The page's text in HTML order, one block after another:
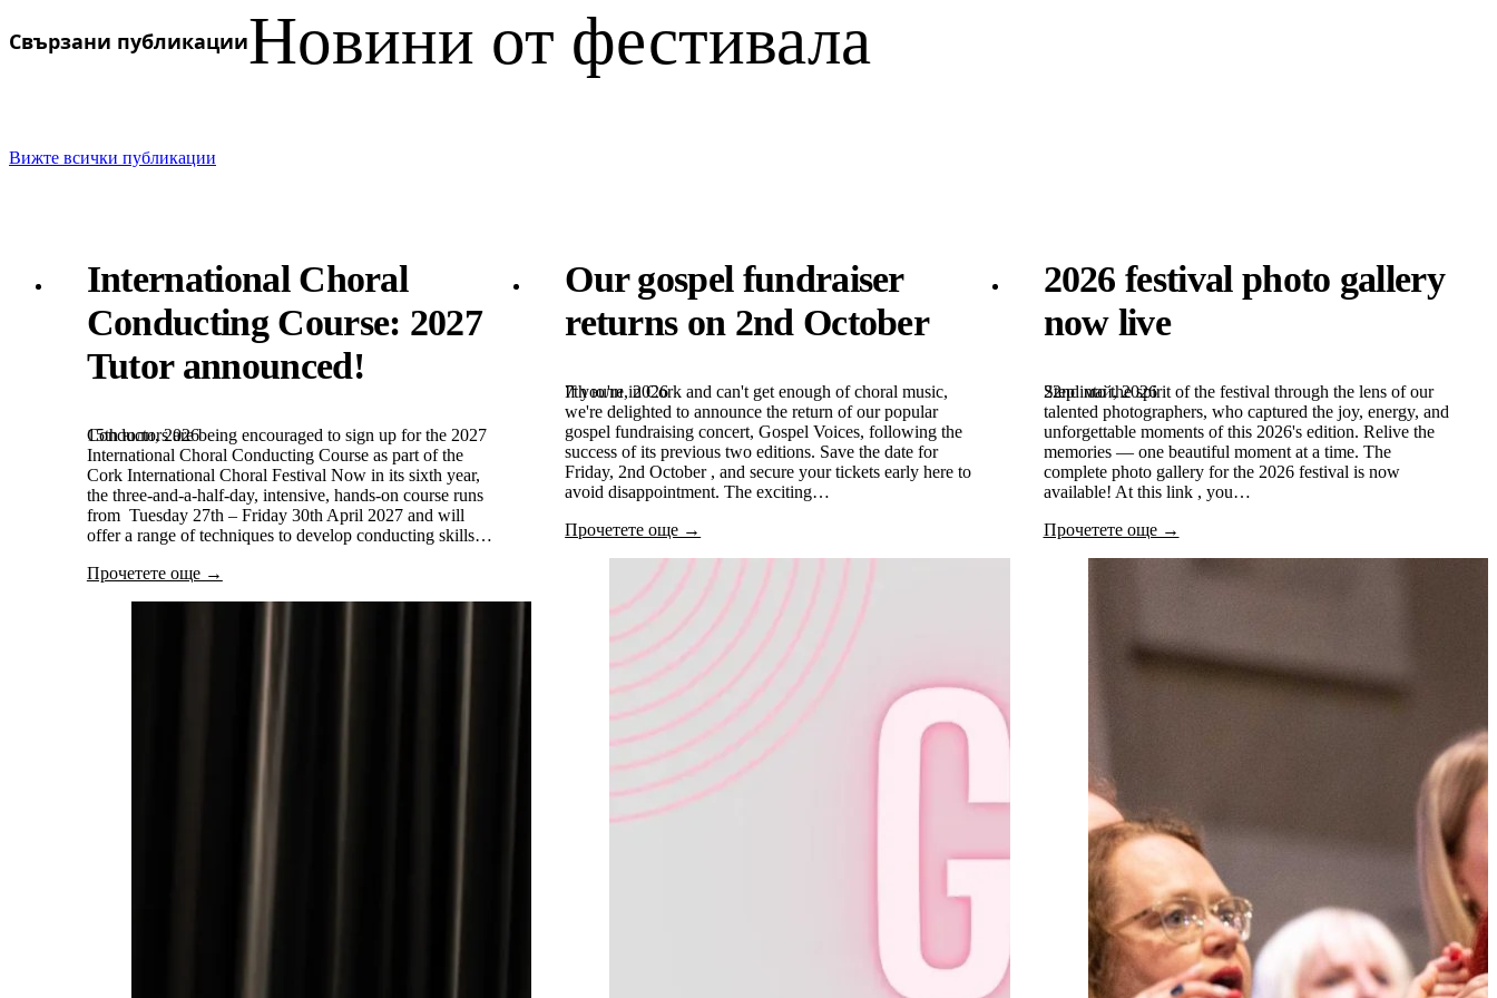
Свързани публикацииНовини от фестивала
Вижте всички публикации
International Choral
Conducting Course: 2027
Tutor announced!
15th юли, 2026
Conductors are being encouraged to sign up for the 2027
International Choral Conducting Course as part of the
Cork International Choral Festival Now in its sixth year,
the three-and-a-half-day, intensive, hands-on course runs
from Tuesday 27th – Friday 30th April 2027 and will
offer a range of techniques to develop conducting skills…
Прочетете още →
Our gospel fundraiser
returns on 2nd October
7th юли, 2026
If you're in Cork and can't get enough of choral music,
we're delighted to announce the return of our popular
gospel fundraising concert, Gospel Voices, following the
success of its previous two editions. Save the date for
Friday, 2nd October , and secure your tickets early here to
avoid disappointment. The exciting…
Прочетете още →
2026 festival photo gallery
now live
22nd май, 2026
Step into the spirit of the festival through the lens of our
talented photographers, who captured the joy, energy, and
unforgettable moments of this 2026's edition. Relive the
memories — one beautiful moment at a time. The
complete photo gallery for the 2026 festival is now
available! At this link , you…
Прочетете още →